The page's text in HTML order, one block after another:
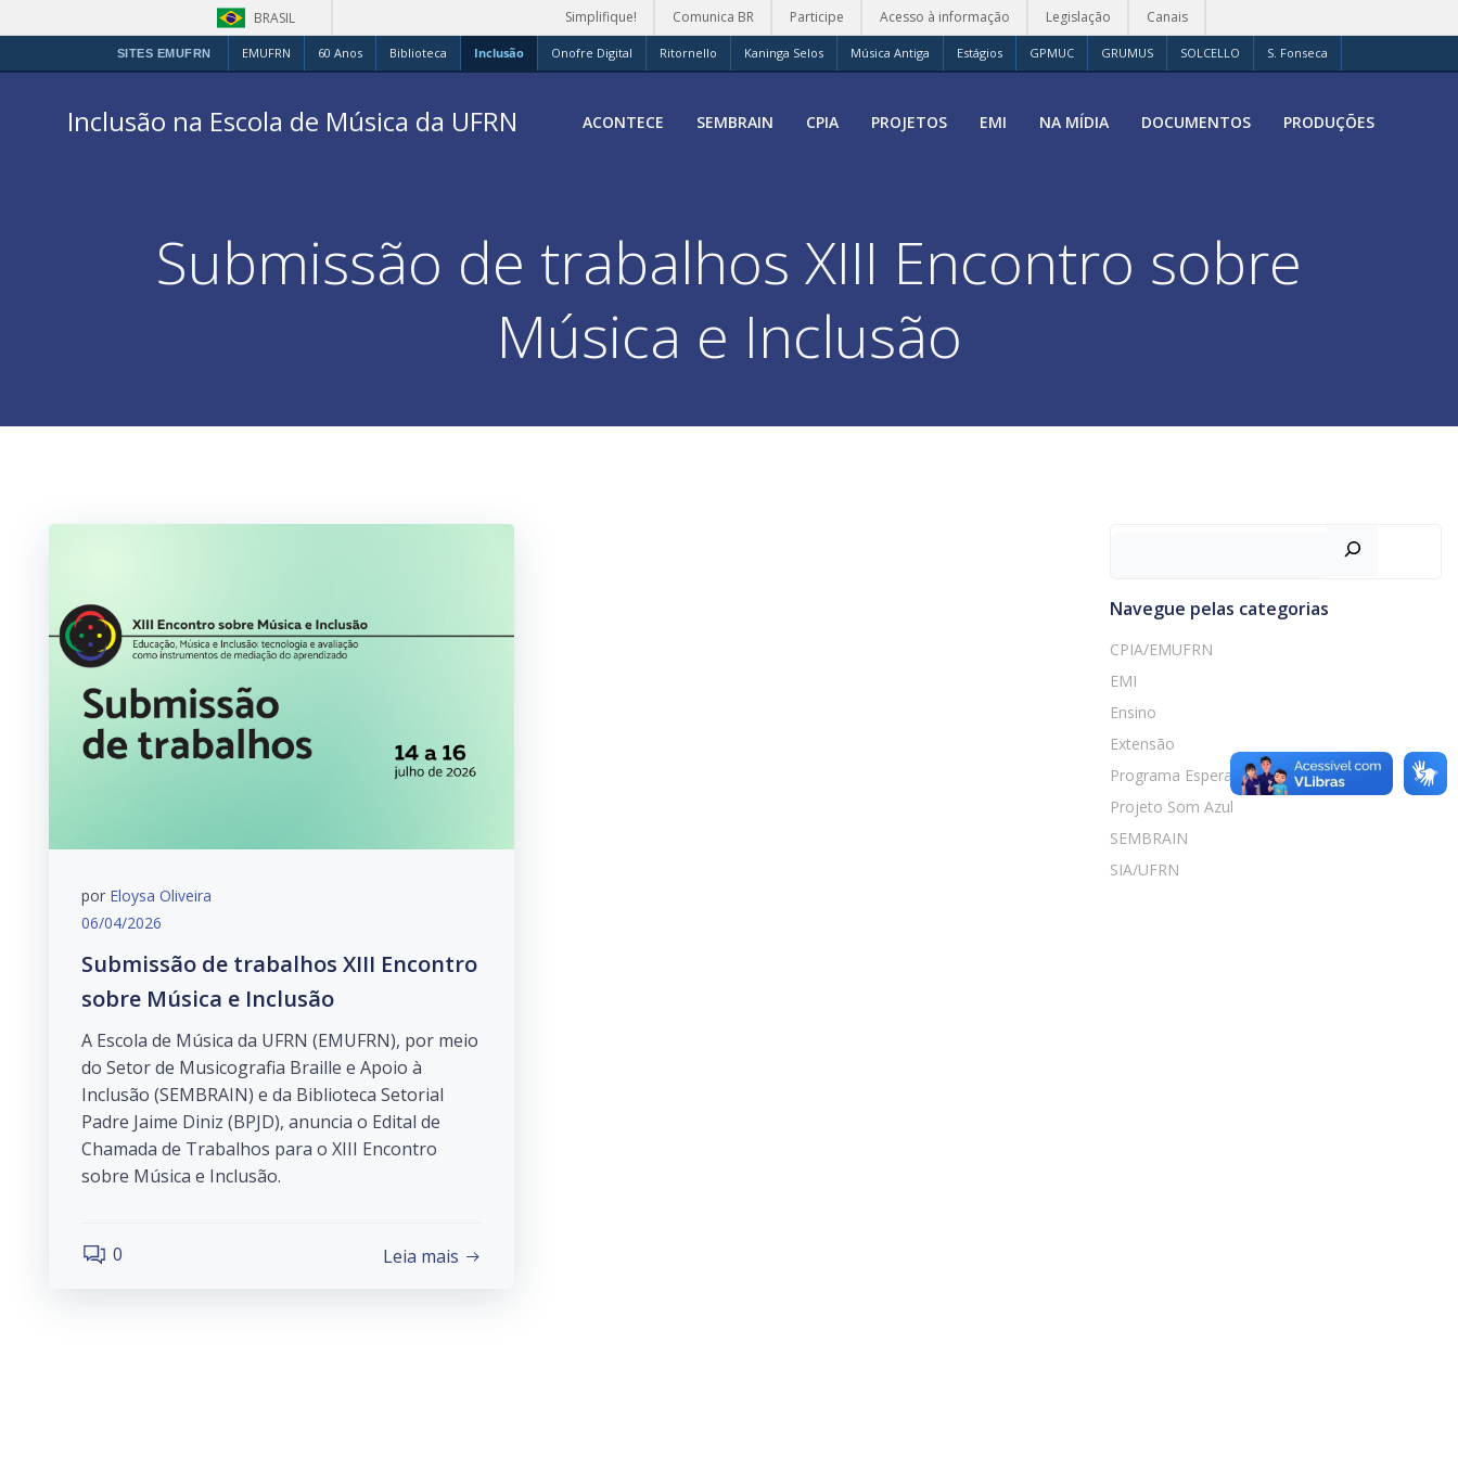
BRASIL Simplifique! Comunica BR Participe Acesso à informação Legislação Canais
SITES EMUFRN EMUFRN 60 Anos Biblioteca Inclusão Onofre Digital Ritornello Kaninga Selos Música Antiga Estágios GPMUC GRUMUS SOLCELLO S. Fonseca
Inclusão na Escola de Música da UFRN ACONTECE SEMBRAIN CPIA PROJETOS EMI NA MÍDIA DOCUMENTOS PRODUÇÕES
Submissão de trabalhos XIII Encontro sobre
Música e Inclusão
por Eloysa Oliveira
06/04/2026
Submissão de trabalhos XIII Encontro
sobre Música e Inclusão
A Escola de Música da UFRN (EMUFRN), por meio
do Setor de Musicografia Braille e Apoio à
Inclusão (SEMBRAIN) e da Biblioteca Setorial
Padre Jaime Diniz (BPJD), anuncia o Edital de
Chamada de Trabalhos para o XIII Encontro
sobre Música e Inclusão.
0 Leia mais
Navegue pelas categorias
CPIA/EMUFRN
EMI
Ensino
Extensão
Programa Esperança Viva
Projeto Som Azul
SEMBRAIN
SIA/UFRN